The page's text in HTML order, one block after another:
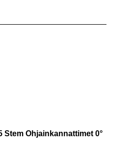
Stem Ohjainkannattimet 0°